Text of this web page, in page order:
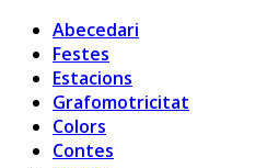
Abecedari
Festes
Estacions
Grafomotricitat
Colors
Contes